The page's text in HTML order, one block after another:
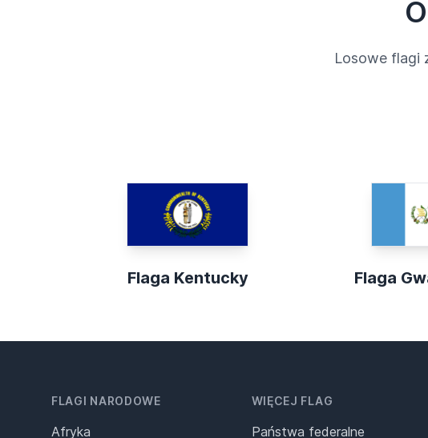
Losowe flagi
Flaga Kentucky Flaga
FLAGI NARODOWE
Afryka
WIĘCEJ FLAG
Państwa federalne